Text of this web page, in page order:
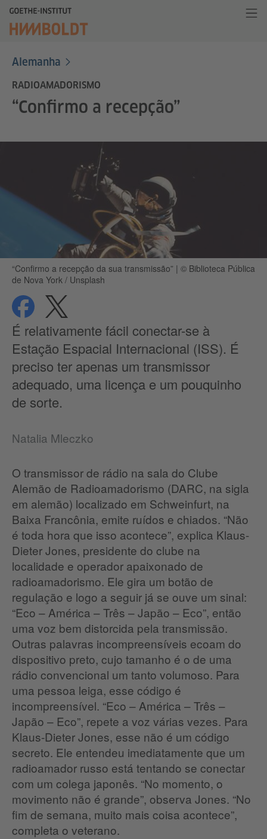
Alemanha
RADIOAMADORISMO
“Confirmo a recepção”
“Confirmo a recepção da sua transmissão” | © Biblioteca Pública
de Nova York / Unsplash
compartilharcompartilhar
É relativamente fácil conectar-se à
Estação Espacial Internacional (ISS). É
preciso ter apenas um transmissor
adequado, uma licença e um pouquinho
de sorte.
Natalia Mleczko
O transmissor de rádio na sala do Clube
Alemão de Radioamadorismo (DARC, na sigla
em alemão) localizado em Schweinfurt, na
Baixa Francônia, emite ruídos e chiados. “Não
é toda hora que isso acontece”, explica Klaus-
Dieter Jones, presidente do clube na
localidade e operador apaixonado de
radioamadorismo. Ele gira um botão de
regulação e logo a seguir já se ouve um sinal:
“Eco – América – Três – Japão – Eco”, então
uma voz bem distorcida pela transmissão.
Outras palavras incompreensíveis ecoam do
dispositivo preto, cujo tamanho é o de uma
rádio convencional um tanto volumoso. Para
uma pessoa leiga, esse código é
incompreensível. “Eco – América – Três –
Japão – Eco”, repete a voz várias vezes. Para
Klaus-Dieter Jones, esse não é um código
secreto. Ele entendeu imediatamente que um
radioamador russo está tentando se conectar
com um colega japonês. “No momento, o
movimento não é grande”, observa Jones. “No
fim de semana, muito mais coisa acontece”,
completa o veterano.